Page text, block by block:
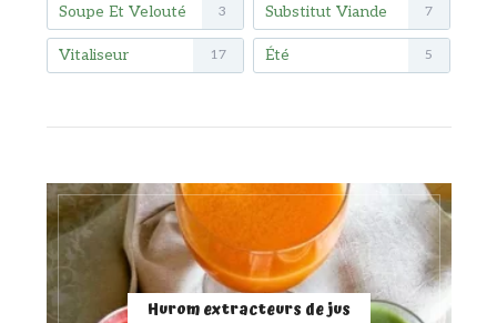
Soupe Et Velouté 3 Substitut Viande 7
Vitaliseur 17 Été 5
Hurom extracteurs de jus